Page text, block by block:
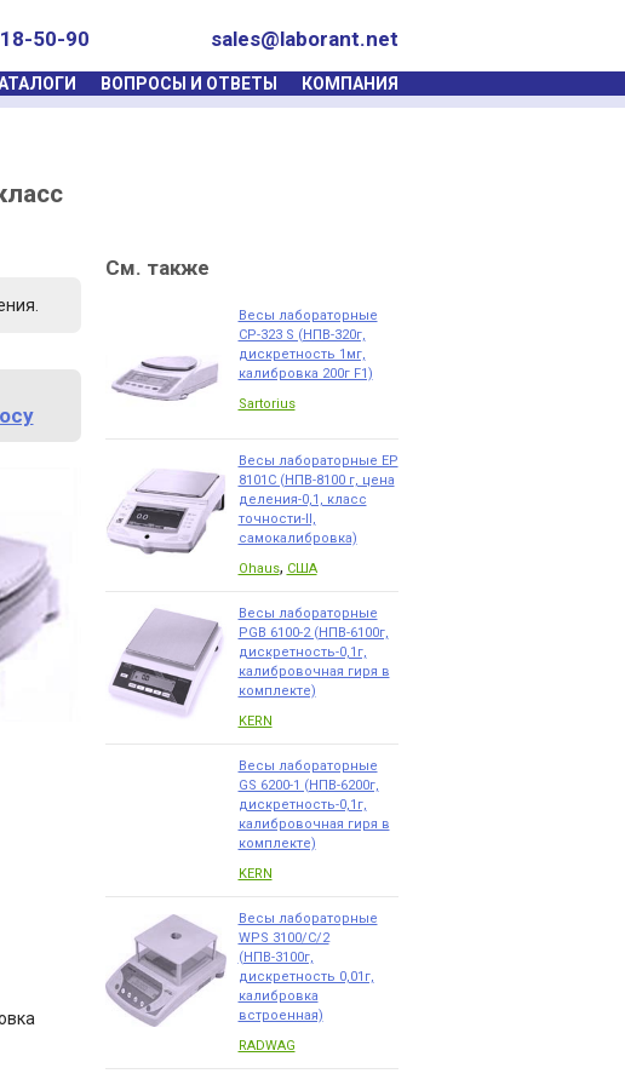
sales@laborant.net
50-90
ВОПРОСЫ И ОТВЕТЫ КОМПАНИЯ
См. также
Весы лабораторные
СР-323 S (НПВ-320г,
дискретность 1мг,
калибровка 200г F1)
Sartorius
Весы лабораторные EP
8101C (НПВ-8100 г, цена
деления-0,1, класс
точности-II,
самокалибровка)
Ohaus, США
Весы лабораторные
PGB 6100-2 (НПВ-6100г,
дискретность-0,1г,
калибровочная гиря в
комплекте)
KERN
Весы лабораторные
GS 6200-1 (НПВ-6200г,
дискретность-0,1г,
калибровочная гиря в
комплекте)
KERN
Весы лабораторные
WPS 3100/C/2
(НПВ-3100г,
дискретность 0,01г,
калибровка
встроенная)
RADWAG